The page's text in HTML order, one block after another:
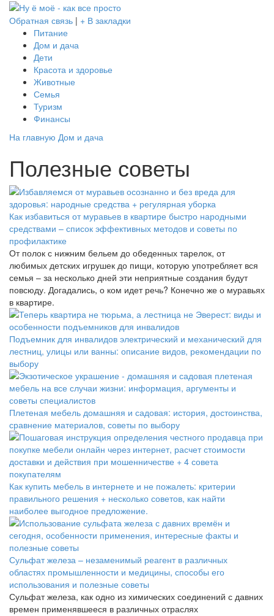
Обратная связь | + В закладки
Питание
Дом и дача
Дети
Красота и здоровье
Животные
Семья
Туризм
Финансы
На главную Дом и дача
Полезные советы
Как избавиться от муравьев в квартире быстро народными
средствами – список эффективных методов и советы по
профилактике
От полок с нижним бельем до обеденных тарелок, от
любимых детских игрушек до пищи, которую употребляет вся
семья – за несколько дней эти неприятные создания будут
повсюду. Догадались, о ком идет речь? Конечно же о муравьях
в квартире.
Подъемник для инвалидов электрический и механический для
лестниц, улицы или ванны: описание видов, рекомендации по
выбору
Плетеная мебель домашняя и садовая: история, достоинства,
сравнение материалов, советы по выбору
Как купить мебель в интернете и не пожалеть: критерии
правильного решения + несколько советов, как найти
наиболее выгодное предложение.
Сульфат железа – незаменимый реагент в различных
областях промышленности и медицины, способы его
использования и полезные советы
Сульфат железа, как одно из химических соединений с давних
времен применявшееся в различных отраслях